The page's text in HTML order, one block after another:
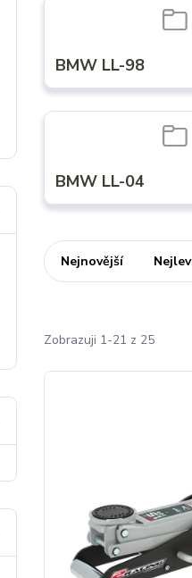
BMW LL-98
BMW LL-04
Nejnovější
Zobrazuji 1-21 z 25